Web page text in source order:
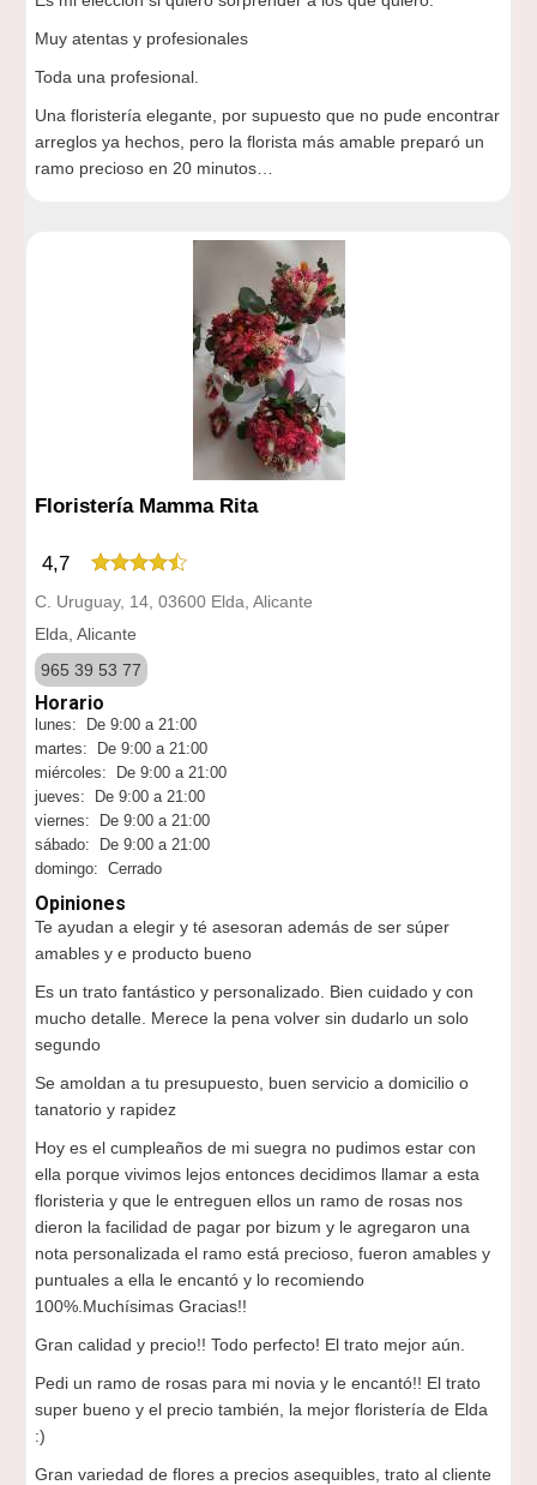
Muy atentas y profesionales
Toda una profesional.
Una floristería elegante, por supuesto que no pude encontrar
arreglos ya hechos, pero la florista más amable preparó un
ramo precioso en 20 minutos…
Floristería Mamma Rita
4,7
C. Uruguay, 14, 03600 Elda, Alicante
Elda, Alicante
965 39 53 77
Horario
lunes: De 9:00 a 21:00
martes: De 9:00 a 21:00
miércoles: De 9:00 a 21:00
jueves: De 9:00 a 21:00
viernes: De 9:00 a 21:00
sábado: De 9:00 a 21:00
domingo: Cerrado
Opiniones
Te ayudan a elegir y té asesoran además de ser súper
amables y e producto bueno
Es un trato fantástico y personalizado. Bien cuidado y con
mucho detalle. Merece la pena volver sin dudarlo un solo
segundo
Se amoldan a tu presupuesto, buen servicio a domicilio o
tanatorio y rapidez
Hoy es el cumpleaños de mi suegra no pudimos estar con
ella porque vivimos lejos entonces decidimos llamar a esta
floristeria y que le entreguen ellos un ramo de rosas nos
dieron la facilidad de pagar por bizum y le agregaron una
nota personalizada el ramo está precioso, fueron amables y
puntuales a ella le encantó y lo recomiendo
100%.Muchísimas Gracias!!
Gran calidad y precio!! Todo perfecto! El trato mejor aún.
Pedi un ramo de rosas para mi novia y le encantó!! El trato
super bueno y el precio también, la mejor floristería de Elda
:)
Gran variedad de flores a precios asequibles, trato al cliente